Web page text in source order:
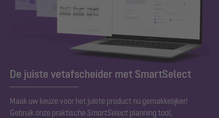
De juiste vetafscheider met SmartSelect
Maak uw keuze voor het juiste product nu gemakkelijker!
Gebruik onze praktische SmartSelect planning tool,